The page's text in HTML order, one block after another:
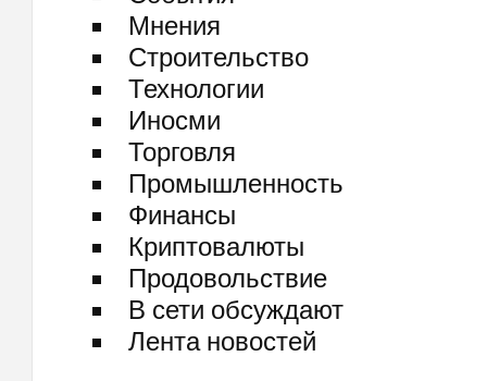
Мнения
Строительство
Технологии
Иносми
Торговля
Промышленность
Финансы
Криптовалюты
Продовольствие
В сети обсуждают
Лента новостей